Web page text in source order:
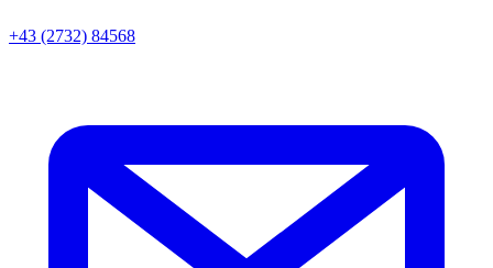
+43 (2732) 84568